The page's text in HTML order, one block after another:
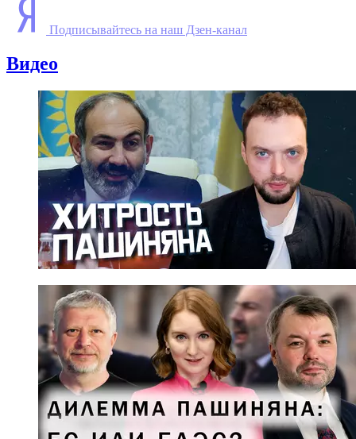
Подписывайтесь на наш Дзен-канал
Видео